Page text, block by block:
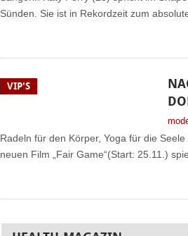
Sünden. Sie ist in Rekordzeit zum
VIP'S
Radeln für den Körper, Yoga für die
neuen Film „Fair Game“(Start: 25.11.)